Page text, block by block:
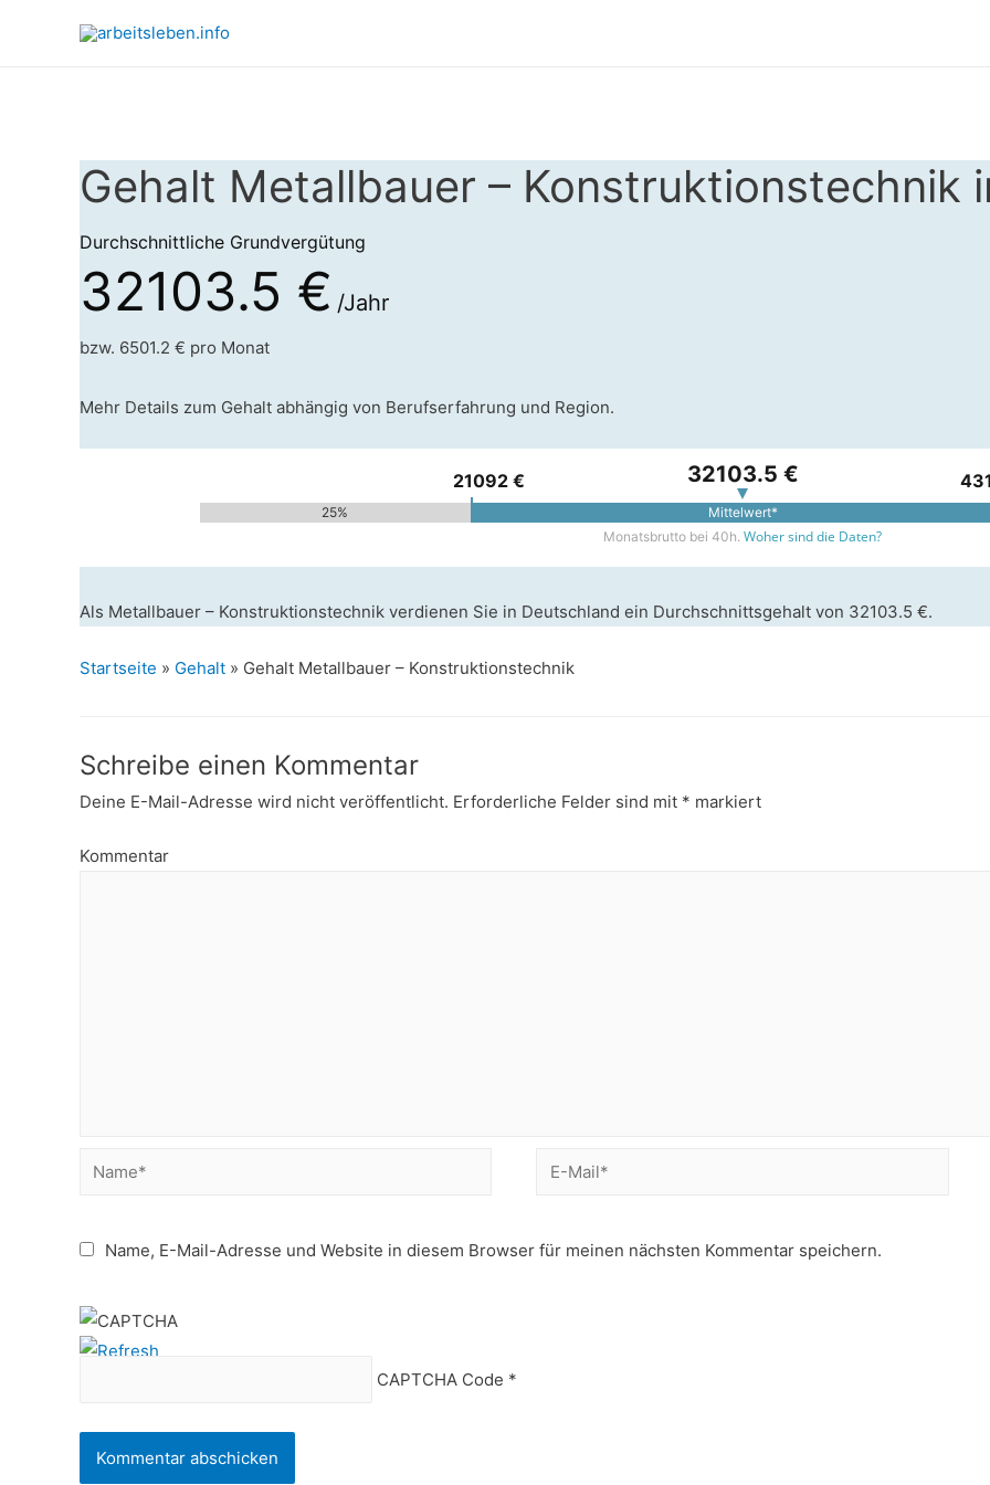
Gehalt Metallbauer – Konstruktionstechnik
Durchschnittliche Grundvergütung
32103.5 € /Jahr
bzw. 6501.2 € pro Monat
Mehr Details zum Gehalt abhängig von Berufserfahrung und Region.
21092 € 32103.5 €
25%
Mittelwert*
Monatsbrutto bei 40h. Woher sind die Daten?
Als Metallbauer – Konstruktionstechnik verdienen Sie in Deutschland ein Durchschnittsgehalt von 32103.5 €.
Startseite » Gehalt » Gehalt Metallbauer – Konstruktionstechnik
Schreibe einen Kommentar
Deine E-Mail-Adresse wird nicht veröffentlicht. Erforderliche Felder sind mit * markiert
Kommentar
Name*
E-
Name, E-Mail-Adresse und Website in diesem Browser für meinen nächsten Kommentar speichern.
CAPTCHA Code *